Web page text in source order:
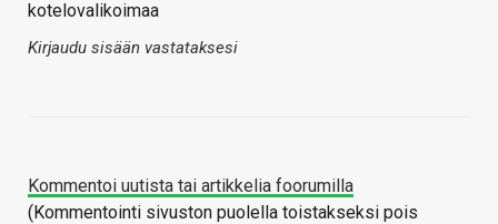
kotelovalikoimaa
Kirjaudu sisään vastataksesi
Kommentoi uutista tai artikkelia foorumilla
(Kommentointi sivuston puolella toistakseksi pois